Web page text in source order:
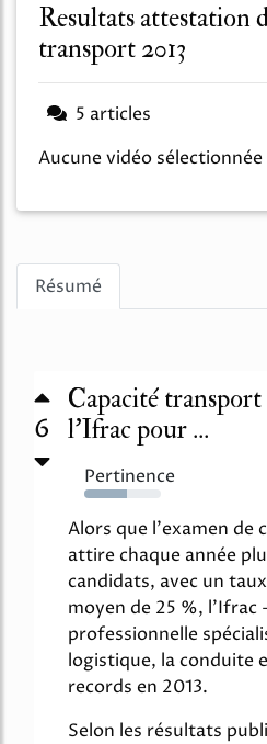
resultats attestation de capacite de
transport 2013
5 articles
Aucune vidéo
Résumé
6
Capacité transport
l'Ifrac pour ...
Pertinence
55%
Alors que l'examen de
attire chaque année
candidats, avec un
moyen de 25 %,
professionnelle
logistique, la conduite
records en 2013.
Selon les résultats